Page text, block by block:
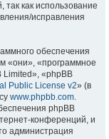
как использование
исправления
обеспечения
«они», «программное
Limited», «phpBB
Public License v2» (в
www.phpbb.com.
phpBB
конференций, и
администрация